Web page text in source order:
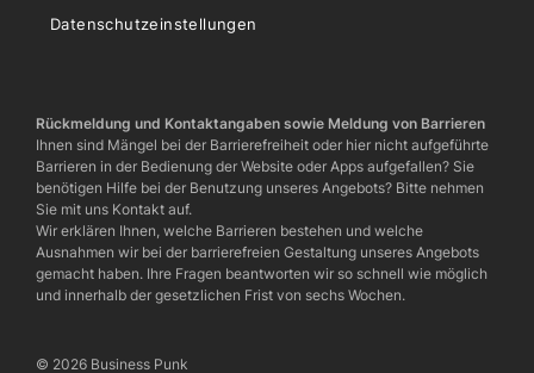
Datenschutzeinstellungen
Rückmeldung und Kontaktangaben sowie Meldung von Barrieren
Ihnen sind Mängel bei der Barrierefreiheit oder hier nicht aufgeführte
Barrieren in der Bedienung der Website oder Apps aufgefallen? Sie
benötigen Hilfe bei der Benutzung unseres Angebots? Bitte nehmen
Sie mit uns Kontakt auf.
Wir erklären Ihnen, welche Barrieren bestehen und welche
Ausnahmen wir bei der barrierefreien Gestaltung unseres Angebots
gemacht haben. Ihre Fragen beantworten wir so schnell wie möglich
und innerhalb der gesetzlichen Frist von sechs Wochen.
© 2026 Business Punk